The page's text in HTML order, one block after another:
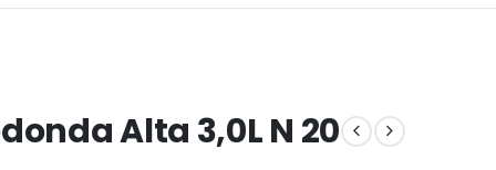
Alta 3,0L N 20